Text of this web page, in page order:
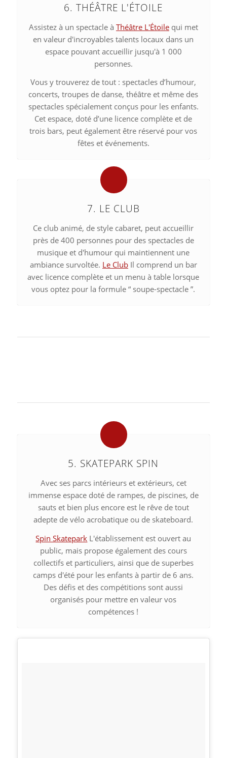
6. THÉÂTRE L'ÉTOILE
Assistez à un spectacle à Théâtre L'Étoilequi met
en valeur d'incroyables talents locaux dans un
espace pouvant accueillir jusqu'à 1 000
personnes.
Vous y trouverez de tout : spectacles d’humour,
concerts, troupes de danse, théâtre et même des
spectacles spécialement conçus pour les enfants.
Cet espace, doté d’une licence complète et de
trois bars, peut également être réservé pour vos
fêtes et événements.
7. LE CLUB
Ce club animé, de style cabaret, peut accueillir
près de 400 personnes pour des spectacles de
musique et d'humour qui maintiennent une
ambiance survoltée. Le ClubIl comprend un bar
avec licence complète et un menu à table lorsque
vous optez pour la formule “ soupe-spectacle ”.
5. SKATEPARK SPIN
Avec ses parcs intérieurs et extérieurs, cet
immense espace doté de rampes, de piscines, de
sauts et bien plus encore est le rêve de tout
adepte de vélo acrobatique ou de skateboard.
Spin Skatepark L'établissement est ouvert au
public, mais propose également des cours
collectifs et particuliers, ainsi que de superbes
camps d'été pour les enfants à partir de 6 ans.
Des défis et des compétitions sont aussi
organisés pour mettre en valeur vos
compétences !